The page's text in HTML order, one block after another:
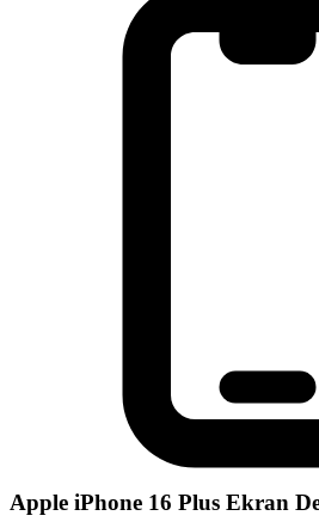
Apple iPhone 16 Plus Ekran